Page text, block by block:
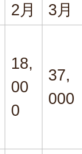
2月
3月
18,
00
0
37,
000